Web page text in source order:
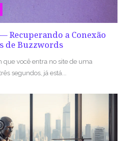
Recuperando a Conexão
de Buzzwords
você entra no site de uma
segundos, já está...